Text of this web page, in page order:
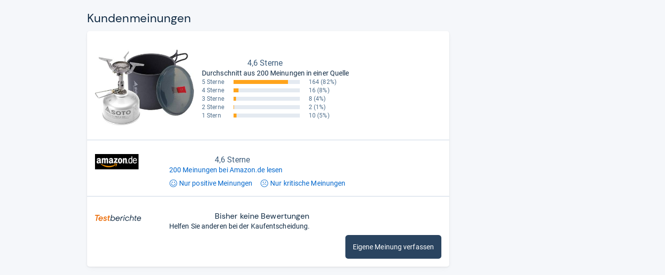
Kun­den­mei­nun­gen
4,6 Sterne
Durchschnitt aus 200 Meinungen in einer Quelle
5 Sterne 164 (82%)
4 Sterne
16 (8%)
3 Sterne
8 (4%)
2 Sterne
2 (1%)
1 Stern
10 (5%)
4,6 Sterne
200 Meinungen bei Amazon.de lesen
Nur positive Meinungen Nur kritische Meinungen
Bisher keine Bewertungen
Helfen Sie anderen bei der Kaufentscheidung.
Eigene Meinung verfassen